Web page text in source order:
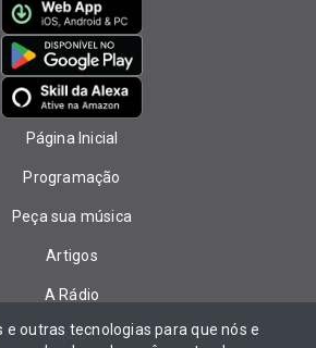
Página Inicial
Programação
Peça sua música
Artigos
A Rádio
Equipe
e outras tecnologias para que nós e